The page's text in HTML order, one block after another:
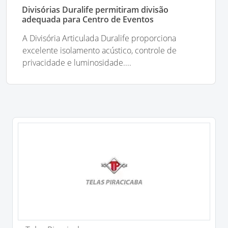
Divisórias Duralife permitiram divisão
adequada para Centro de Eventos
A Divisória Articulada Duralife proporciona
excelente isolamento acústico, controle de
privacidade e luminosidade....